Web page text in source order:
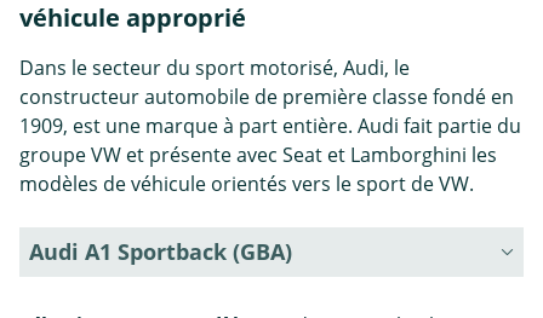
véhicule approprié
Dans le secteur du sport motorisé, Audi, le
constructeur automobile de première classe fondé en
1909, est une marque à part entière. Audi fait partie du
groupe VW et présente avec Seat et Lamborghini les
modèles de véhicule orientés vers le sport de VW.
Audi A1 Sportback (GBA)